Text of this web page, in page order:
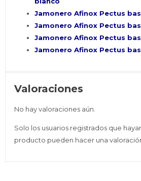
Jamonero Afinox Pectus
Jamonero Afinox Pectus
Jamonero Afinox Pectus
Jamonero Afinox Pectus
Valoraciones
No hay valoraciones aún.
Solo los usuarios registrados que
producto pueden hacer una